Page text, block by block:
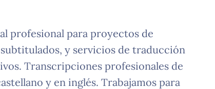
profesional para proyectos de
y servicios de traducción
Transcripciones profesionales de
y en inglés. Trabajamos para